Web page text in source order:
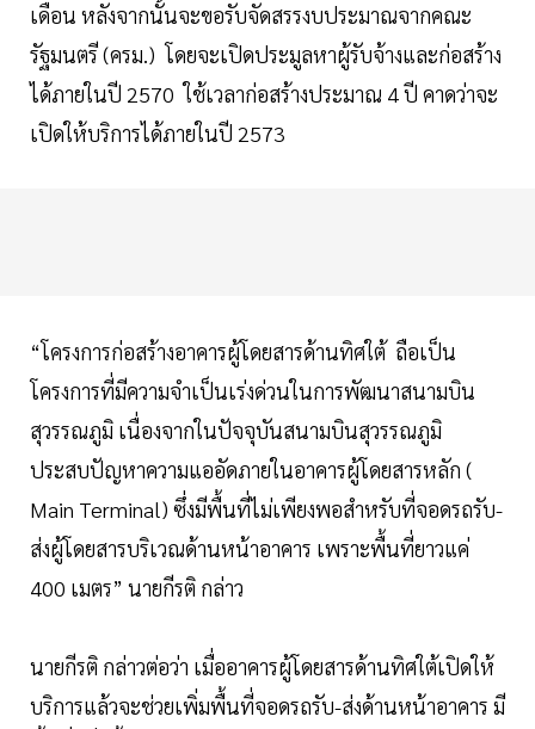
เดือน หลังจากนั้นจะขอรับจัดสรรงบประมาณจากคณะ
รัฐมนตรี (ครม.) โดยจะเปิดประมูลหาผู้รับจ้างและก่อสร้าง
ได้ภายในปี 2570 ใช้เวลาก่อสร้างประมาณ 4 ปี คาดว่าจะ
เปิดให้บริการได้ภายในปี 2573
“โครงการก่อสร้างอาคารผู้โดยสารด้านทิศใต้ ถือเป็น
โครงการที่มีความจำเป็นเร่งด่วนในการพัฒนาสนามบิน
สุวรรณภูมิ เนื่องจากในปัจจุบันสนามบินสุวรรณภูมิ
ประสบปัญหาความแออัดภายในอาคารผู้โดยสารหลัก (
Main Terminal) ซึ่งมีพื้นที่ไม่เพียงพอสำหรับที่จอดรถรับ-
ส่งผู้โดยสารบริเวณด้านหน้าอาคาร เพราะพื้นที่ยาวแค่
400 เมตร” นายกีรติ กล่าว
นายกีรติ กล่าวต่อว่า เมื่ออาคารผู้โดยสารด้านทิศใต้เปิดให้
บริการแล้วจะช่วยเพิ่มพื้นที่จอดรถรับ-ส่งด้านหน้าอาคาร มี